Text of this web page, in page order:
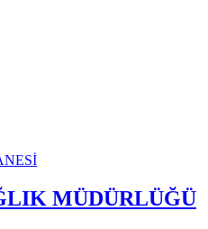
MÜDÜRLÜĞÜ